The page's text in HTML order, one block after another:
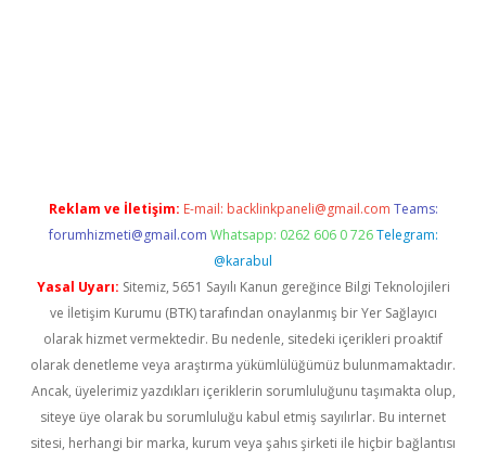
Reklam ve İletişim: E-mail: backlinkpaneli@gmail.com Teams:
forumhizmeti@gmail.com Whatsapp: 0262 606 0 726 Telegram:
@karabul
Yasal Uyarı: Sitemiz, 5651 Sayılı Kanun gereğince Bilgi Teknolojileri
ve İletişim Kurumu (BTK) tarafından onaylanmış bir Yer Sağlayıcı
olarak hizmet vermektedir. Bu nedenle, sitedeki içerikleri proaktif
olarak denetleme veya araştırma yükümlülüğümüz bulunmamaktadır.
Ancak, üyelerimiz yazdıkları içeriklerin sorumluluğunu taşımakta olup,
siteye üye olarak bu sorumluluğu kabul etmiş sayılırlar. Bu internet
sitesi, herhangi bir marka, kurum veya şahıs şirketi ile hiçbir bağlantısı